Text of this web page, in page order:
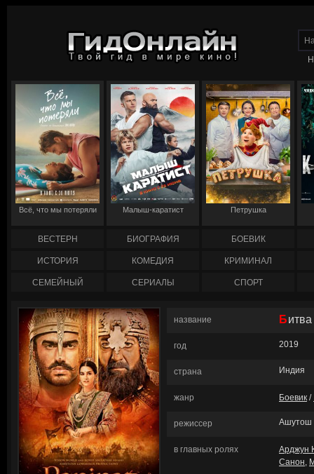
Всё, что мы потеряли Малыш-каратист Петрушка
ВЕСТЕРН БИОГРАФИЯ БОЕВИК
ИСТОРИЯ КОМЕДИЯ КРИМИНАЛ
СЕМЕЙНЫЙ СЕРИАЛЫ СПОРТ
название
год 2019
страна Индия
жанр Боевик /
режиссер Ашутош
в главных ролях
Арджун
Санон,